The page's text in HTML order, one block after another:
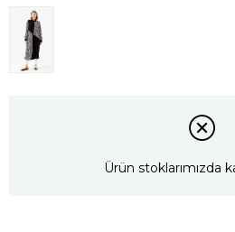
Ürün stoklarımızda